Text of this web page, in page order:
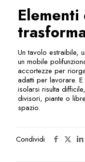
Elementi
Un tavolo estraibile,
un mobile
accortezze per
adatti per lavorare.
isolarsi risulta
divisori, piante o
spazio.
Condividi